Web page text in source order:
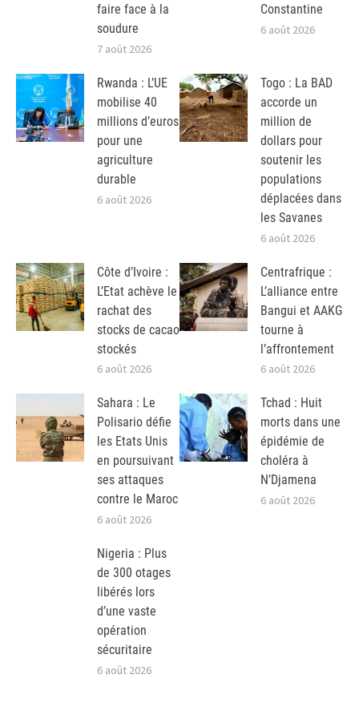
faire face à la
soudure
7 août 2026
Constantine
6 août 2026
Rwanda : L’UE
mobilise 40
millions d’euros
pour une
agriculture
durable
6 août 2026
Togo : La BAD
accorde un
million de
dollars pour
soutenir les
populations
déplacées dans
les Savanes
6 août 2026
Côte d’Ivoire :
L’Etat achève le
rachat des
stocks de cacao
stockés
6 août 2026
Centrafrique :
L’alliance entre
Bangui et AAKG
tourne à
l’affrontement
6 août 2026
Sahara : Le
Polisario défie
les Etats Unis
en poursuivant
ses attaques
contre le Maroc
6 août 2026
Tchad : Huit
morts dans une
épidémie de
choléra à
N’Djamena
6 août 2026
Nigeria : Plus
de 300 otages
libérés lors
d’une vaste
opération
sécuritaire
6 août 2026